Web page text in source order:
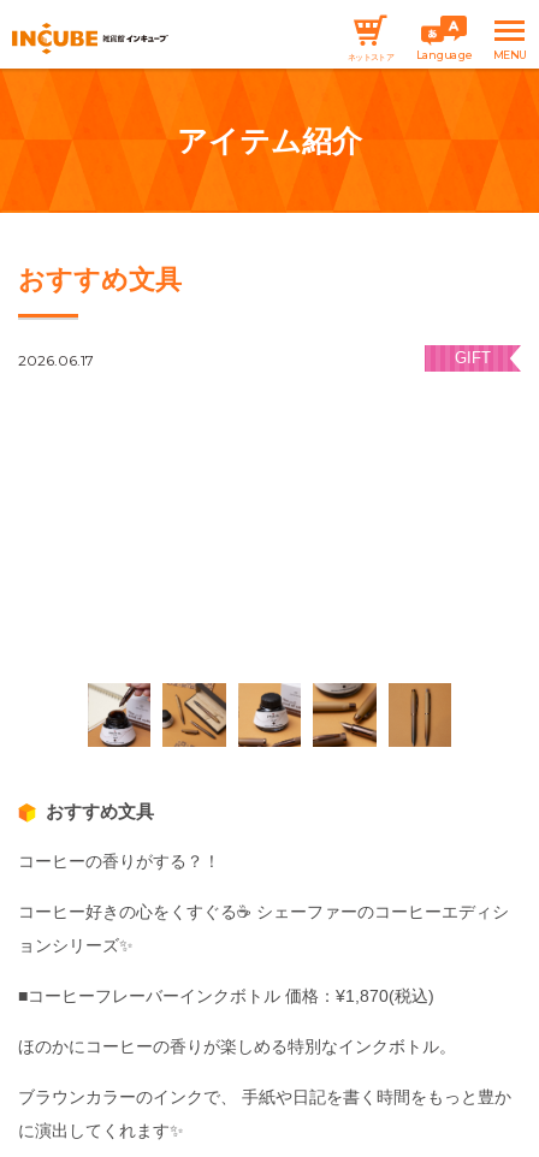
ネットストア Language
アイテム紹介
おすすめ文具
2026.06.17 GIFT
おすすめ文具
コーヒーの香りがする？！
コーヒー好きの心をくすぐる☕️ シェーファーのコーヒーエディシ
ョンシリーズ✨
■コーヒーフレーバーインクボトル 価格：¥1,870(税込)
ほのかにコーヒーの香りが楽しめる特別なインクボトル。
ブラウンカラーのインクで、 手紙や日記を書く時間をもっと豊か
に演出してくれます✨